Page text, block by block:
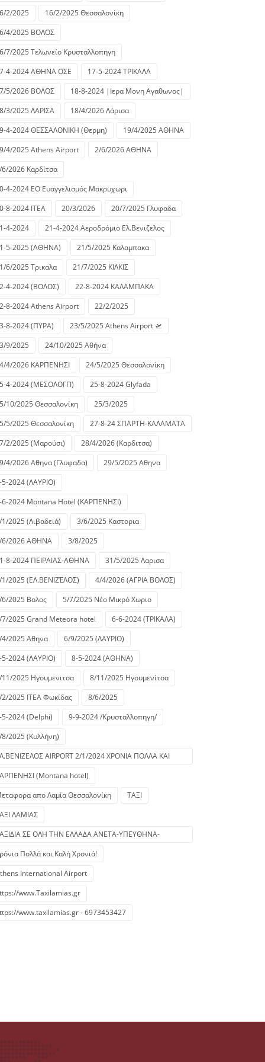
2/2025
16/2/2025 Θεσσαλονίκη
4/2025 ΒΟΛΟΣ
7/2025 Τελωνείο Κρυσταλλοπηγη
4-2024 ΑΘΗΝΑ ΟΣΕ
17-5-2024 ΤΡΙΚΑΛΑ
5/2026 ΒΟΛΟΣ
18-8-2024 |Ιερα Μονη Αγαθωνος|
3/2025 ΛΑΡΙΣΑ
18/4/2026 Λάρισα
4-2024 ΘΕΣΣΑΛΟΝΙΚΗ (Θερμη)
19/4/2025 ΑΘΗΝΑ
4/2025 Athens Airport
2/6/2026 ΑΘΗΝΑ
2026 Καρδίτσα
4-2024 ΕΟ Ευαγγελισμός Μακρυχωρι
8-2024 ΙΤΕΑ
20/3/2026
20/7/2025 Γλυφαδα
4-2024
21-4-2024 Αεροδρόμιο Ελ.Βενιζελος
5-2025 (ΑΘΗΝΑ)
21/5/2025 Καλαμπακα
6/2025 Τρικαλα
21/7/2025 ΚΙΛΚΙΣ
4-2024 (ΒΟΛΟΣ)
22-8-2024 ΚΑΛΑΜΠΑΚΑ
8-2024 Athens Airport
22/2/2025
8-2024 (ΠΥΡΑ)
23/5/2025 Athens Airport 🛫
9/2025
24/10/2025 Αθήνα
4/2026 ΚΑΡΠΕΝΗΣΙ
24/5/2025 Θεσσαλονίκη
4-2024 (ΜΕΣΟΛΟΓΓΙ)
25-8-2024 Glyfada
10/2025 Θεσσαλονίκη
25/3/2025
5/2025 Θεσσαλονίκη
27-8-24 ΣΠΑΡΤΗ-ΚΑΛΑΜΑΤΑ
2/2025 (Μαρούσι)
28/4/2026 (Καρδιτσα)
4/2026 Αθηνα (Γλυφαδα)
29/5/2025 Αθηνα
5-2024 (ΛΑΥΡΙΟ)
6-2024 Montana Hotel (ΚΑΡΠΕΝΗΣΙ)
2025 (Λιβαδειά)
3/6/2025 Καστορια
6/2026 ΑΘΗΝΑ
3/8/2025
8-2024 ΠΕΙΡΑΙΑΣ-ΑΘΗΝΑ
31/5/2025 Λαρισα
2025 (ΕΛ.ΒΕΝΙΖΈΛΟΣ)
4/4/2026 (ΑΓΡΙΑ ΒΟΛΟΣ)
6/2025 Βολος
5/7/2025 Νέο Μικρό Χωριο
7/2025 Grand Meteora hotel
6-6-2024 (ΤΡΙΚΑΛΑ)
4/2025 Αθηνα
6/9/2025 (ΛΑΥΡΙΟ)
5-2024 (ΛΑΥΡΙΟ)
8-5-2024 (ΑΘΗΝΑ)
2025 Ηγουμενιτσα
8/11/2025 Ηγουμενίτσα
2025 ΙΤΕΑ Φωκίδας
8/6/2025
5-2024 (Delphi)
9-9-2024 /Κρυσταλλοπηγη/
2025 (Κυλλήνη)
AIRPORT 2/1/2024 ΧΡΟΝΙΑ ΠΟΛΛΑ ΚΑΙ
ΧΡΟΝΙΑ!!(Montana hotel)
απο Λαμία Θεσσαλονίκη
ΤΑΞΙ
ΛΑΜΙΑΣ
ΣΕ ΟΛΗ ΤΗΝ ΕΛΛΑΔΑ ΑΝΕΤΑ-ΥΠΕΥΘΗΝΑ-
Πολλά και Καλή Χρονιά!
International Airport
www.Taxilamias.gr
www.taxilamias.gr - 6973453427